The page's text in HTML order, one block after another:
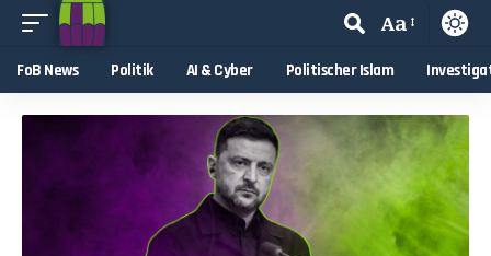
Aa
FoB News Politik AI & Cyber Politischer Islam